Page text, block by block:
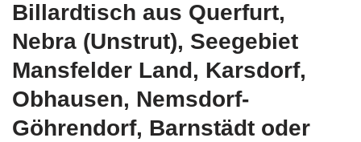
Billardtisch aus Querfurt,
Nebra (Unstrut), Seegebiet
Mansfelder Land, Karsdorf,
Obhausen, Nemsdorf-
Göhrendorf, Barnstädt oder